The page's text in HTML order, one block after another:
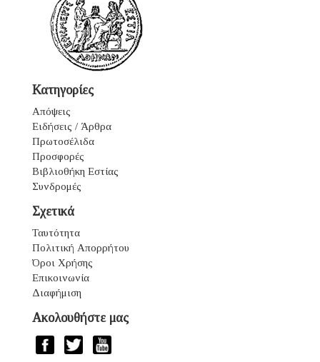
Κατηγορίες
Απόψεις
Ειδήσεις / Άρθρα
Πρωτοσέλιδα
Προσφορές
Βιβλιοθήκη Εστίας
Συνδρομές
Σχετικά
Ταυτότητα
Πολιτική Απορρήτου
Όροι Χρήσης
Επικοινωνία
Διαφήμιση
Ακολουθήστε μας